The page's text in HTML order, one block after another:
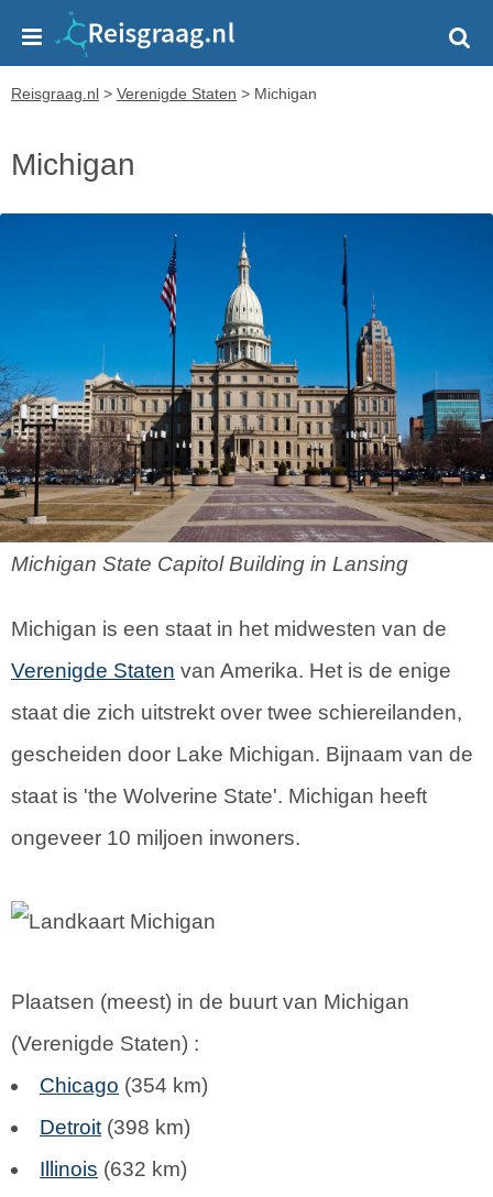
Reisgraag.nl > Verenigde Staten > Michigan
Michigan
Michigan State Capitol Building in Lansing
Michigan is een staat in het midwesten van de
Verenigde Staten van Amerika. Het is de enige
staat die zich uitstrekt over twee schiereilanden,
gescheiden door Lake Michigan. Bijnaam van de
staat is 'the Wolverine State'. Michigan heeft
ongeveer 10 miljoen inwoners.
Plaatsen (meest) in de buurt van Michigan
(Verenigde Staten) :
Chicago (354 km)
Detroit (398 km)
Illinois (632 km)